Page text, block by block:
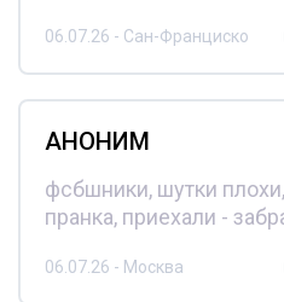
06.07.26 - Сан-Франциско
АНОНИМ
фсбшники, шутки
пранка, приехали -
06.07.26 - Москва